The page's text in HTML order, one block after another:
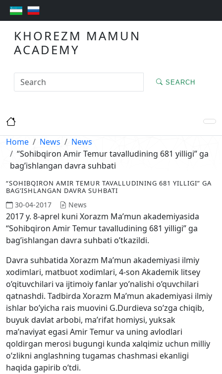
KHOREZM MAMUN
ACADEMY
SEARCH
Home News
News
“Sohibqiron Amir Temur tavalludining 681 yilligi” ga
bag’ishlangan davra suhbati
“SOHIBQIRON AMIR TEMUR TAVALLUDINING 681 YILLIGI” GA
BAG’ISHLANGAN DAVRA SUHBATI
30-04-2017 News
2017 y. 8-aprel kuni Xorazm Ma’mun akademiyasida
“Sohibqiron Amir Temur tavalludining 681 yilligi” ga
bag’ishlangan davra suhbati o’tkazildi.
Davra suhbatida Xorazm Ma’mun akademiyasi ilmiy
xodimlari, matbuot xodimlari, 4-son Akademik litsey
o’qituvchilari va ijtimoiy fanlar yo’nalishi o’quvchilari
qatnashdi. Tadbirda Xorazm Ma’mun akademiyasi ilmiy
ishlar bo’yicha rais muovini G.Durdieva so’zga chiqib,
buyuk davlat arbobi, ma’rifat homiysi, yuksak
ma’naviyat egasi Amir Temur va uning avlodlari
qoldirgan merosi bugungi kunda xalqimiz uchun milliy
o’zlikni anglashning tugamas chashmasi ekanligi
haqida gapirib o’tdi.